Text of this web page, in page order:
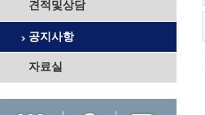
견적및상담
공지사항
자료실